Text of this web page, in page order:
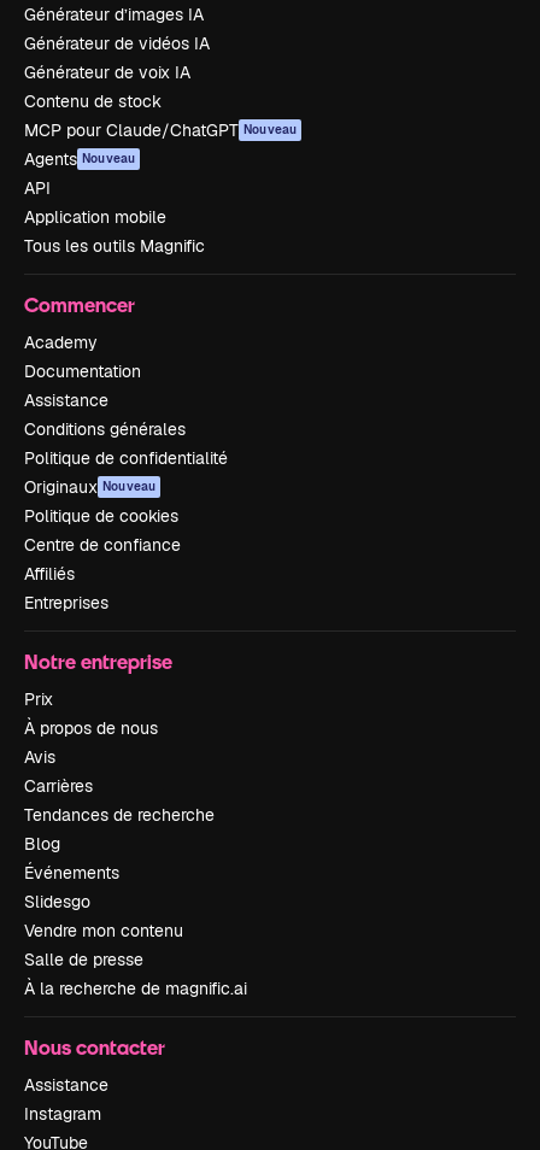
Générateur d’images IA
Générateur de vidéos IA
Générateur de voix IA
Contenu de stock
MCP pour Claude/ChatGPT Nouveau
Agents Nouveau
API
Application mobile
Tous les outils Magnific
Commencer
Academy
Documentation
Assistance
Conditions générales
Politique de confidentialité
Originaux Nouveau
Politique de cookies
Centre de confiance
Affiliés
Entreprises
Notre entreprise
Prix
À propos de nous
Avis
Carrières
Tendances de recherche
Blog
Événements
Slidesgo
Vendre mon contenu
Salle de presse
À la recherche de magnific.ai
Nous contacter
Assistance
Instagram
YouTube